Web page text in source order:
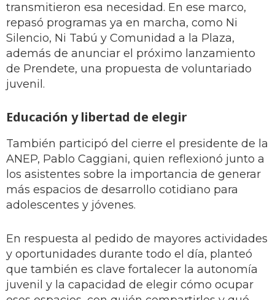
transmitieron esa necesidad. En ese marco,
repasó programas ya en marcha, como Ni
Silencio, Ni Tabú y Comunidad a la Plaza,
además de anunciar el próximo lanzamiento
de Prendete, una propuesta de voluntariado
juvenil.
Educación y libertad de elegir
También participó del cierre el presidente de la
ANEP, Pablo Caggiani, quien reflexionó junto a
los asistentes sobre la importancia de generar
más espacios de desarrollo cotidiano para
adolescentes y jóvenes.
En respuesta al pedido de mayores actividades
y oportunidades durante todo el día, planteó
que también es clave fortalecer la autonomía
juvenil y la capacidad de elegir cómo ocupar